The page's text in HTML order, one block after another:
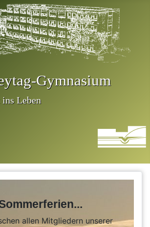
allen Mitgliedern unserer